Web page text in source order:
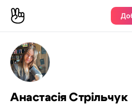
Анастасія Стрільчук